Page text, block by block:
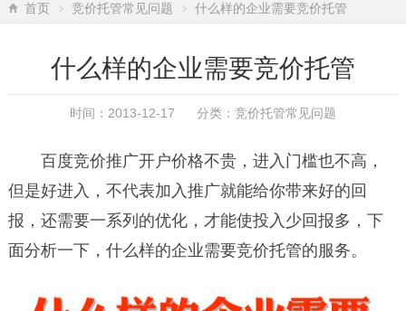
首页 竞价托管常见问题 什么样的企业需要竞价托管
什么样的企业需要竞价托管
时间：2013-12-17 分类： 竞价托管常见问题
百度竞价推广开户价格不贵，进入门槛也不高，
但是好进入，不代表加入推广就能给你带来好的回
报，还需要一系列的优化，才能使投入少回报多，下
面分析一下，什么样的企业需要竞价托管的服务。